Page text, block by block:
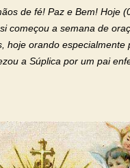
a castidade e a
de sua intercessão por
de fé! Paz e Bem! Hoje
começou a semana de
hoje orando especialmente
a Súplica por um pai
dos Anjos-Devoção e
por E-mail e Facebook:
em uma semana de